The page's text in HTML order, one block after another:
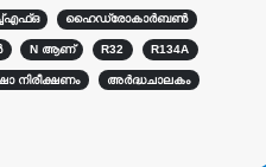
ഹൈഡ്രോകാർബൺ
N ആണ് R32 R134A
നിരീക്ഷണം അർദ്ധചാലകം